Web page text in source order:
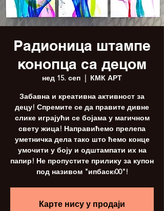
Радионица штампе
конопца са децом
нед 15. сеп
  |
КМК АРТ
Забавна и креативна активност за
децу! Спремите се да правите дивне
слике играјући се бојама у магичном
свету жица! Направићемо прелепа
уметничка дела тако што ћемо конце
умочити у боју и одштампати их на
папир! Не пропустите прилику за купон
под називом "ипбаскı00"!
Карте нису у продаји